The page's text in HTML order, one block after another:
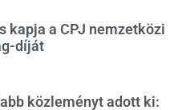
kapja a CPJ nemzetközi
díját
közleményt adott ki: